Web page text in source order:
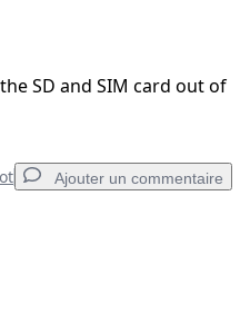
SD and SIM card out of
Ajouter un commentaire